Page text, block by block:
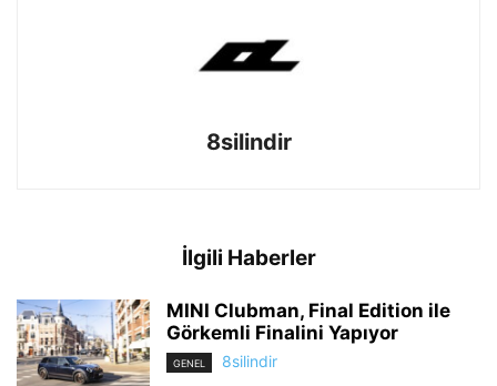
8silindir
İlgili Haberler
MINI Clubman, Final Edition ile
Görkemli Finalini Yapıyor
GENEL 8silindir